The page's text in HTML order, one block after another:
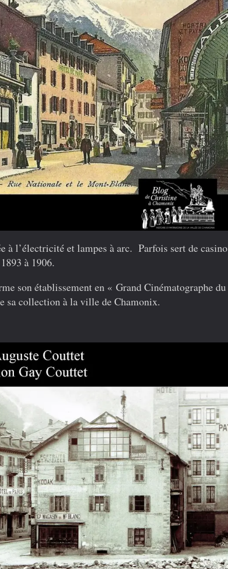
à l’électricité et lampes à arc. Parfois sert de
à 1906.
son établissement en « Grand Cinématographe
sa collection à la ville de Chamonix.